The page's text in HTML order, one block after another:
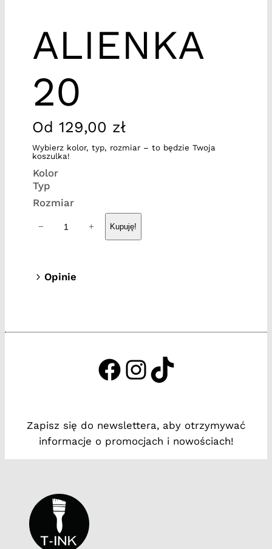
ALIENKA
20
Od 129,00 zł
Wybierz kolor, typ, rozmiar – to będzie Twoja
koszulka!
Kolor
Typ
Rozmiar
ć
i
0
− + Kupuję!
Opinie
https://http://instagram.com
http://tiktok.tak
Zapisz się do newslettera, aby otrzymywać
informacje o promocjach i nowościach!